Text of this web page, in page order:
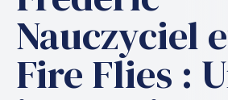
Nauczyciel
Fire Flies :